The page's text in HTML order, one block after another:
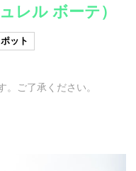
レル ボーテ）
ット
ご了承ください。